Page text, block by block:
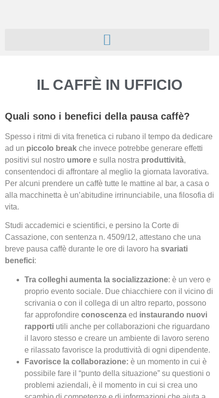
IL CAFFÈ IN UFFICIO
Quali sono i benefici della pausa caffè?
Spesso i ritmi di vita frenetica ci rubano il tempo da dedicare
ad un piccolo break che invece potrebbe generare effetti
positivi sul nostro umore e sulla nostra produttività,
consentendoci di affrontare al meglio la giornata lavorativa.
Per alcuni prendere un caffè tutte le mattine al bar, a casa o
alla macchinetta è un’abitudine irrinunciabile, una filosofia di
vita.
Studi accademici e scientifici, e persino la Corte di
Cassazione, con sentenza n. 4509/12, attestano che una
breve pausa caffè durante le ore di lavoro ha svariati
benefici:
Tra colleghi aumenta la socializzazione: è un vero e
proprio evento sociale. Due chiacchiere con il vicino di
scrivania o con il collega di un altro reparto, possono
far approfondire conoscenza ed instaurando nuovi
rapporti utili anche per collaborazioni che riguardano
il lavoro stesso e creare un ambiente di lavoro sereno
e rilassato favorisce la produttività di ogni dipendente.
Favorisce la collaborazione: è un momento in cui è
possibile fare il “punto della situazione” su questioni o
problemi aziendali, è il momento in cui si crea uno